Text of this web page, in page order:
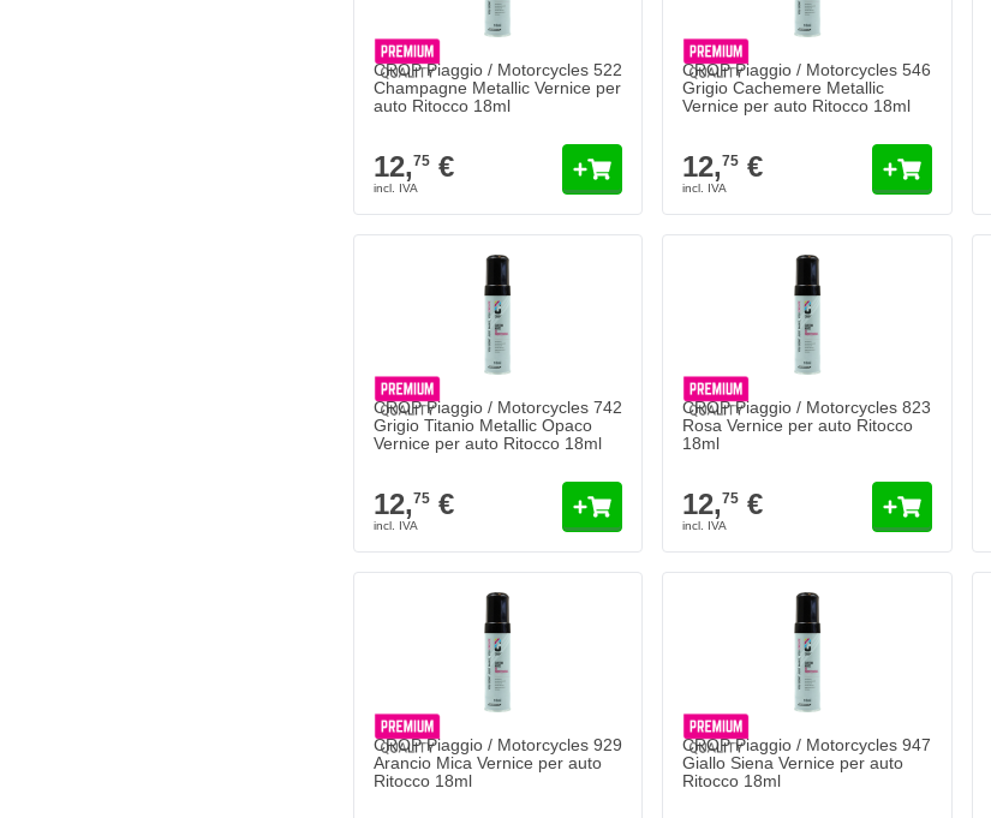
CROP Piaggio / Motorcycles 522
Champagne Metallic Vernice per
auto Ritocco 18ml
12,75€
CROP Piaggio / Motorcycles 546
Grigio Cachemere Metallic
Vernice per auto Ritocco 18ml
12,75 €
CROP Piaggio / Motorcycles 742
Grigio Titanio Metallic Opaco
Vernice per auto Ritocco 18ml
12,75€
CROP Piaggio / Motorcycles 823
Rosa Vernice per auto Ritocco
18ml
12,75 €
CROP Piaggio / Motorcycles 929
Arancio Mica Vernice per auto
Ritocco 18ml
CROP Piaggio / Motorcycles 947
Giallo Siena Vernice per auto
Ritocco 18ml